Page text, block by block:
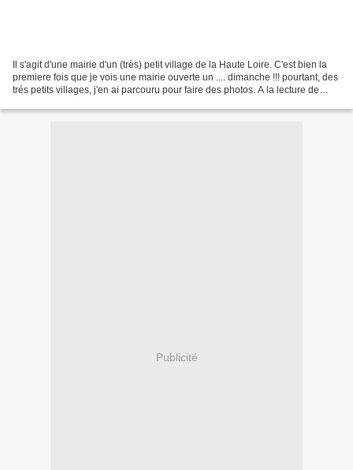
Il s'agit d'une mairie d'un (très) petit village de la Haute Loire. C'est bien la
premiere fois que je vois une mairie ouverte un .... dimanche !!! pourtant, des
trés petits villages, j'en ai parcouru pour faire des photos. A la lecture de
Publicité